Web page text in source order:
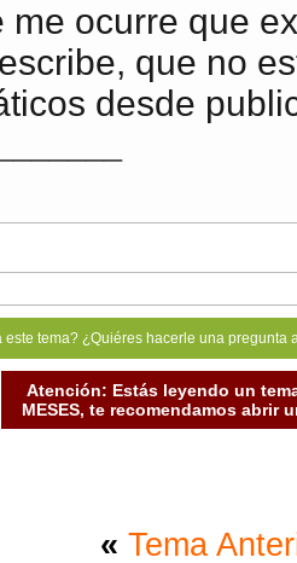
me ocurre que
que no
desde
tema? ¿Quiéres hacerle una
Atención: Estás leyendo un
MESES, te recomendamos abrir
« Tema